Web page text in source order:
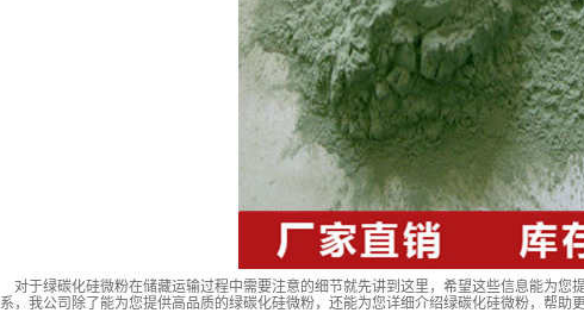
对于绿碳化硅微粉在储藏运输过程中需要注意的细节就先讲到这里，希望这些信息能为您
系，我公司除了能为您提供高品质的绿碳化硅微粉，还能为您详细介绍绿碳化硅微粉，帮助